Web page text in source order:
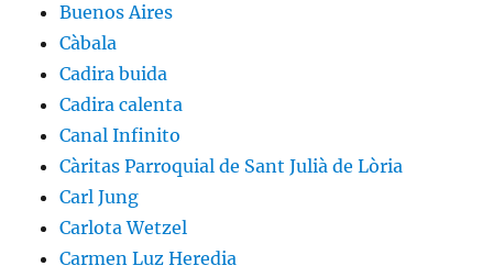
Buenos Aires
Càbala
Cadira buida
Cadira calenta
Canal Infinito
Càritas Parroquial de Sant Julià de Lòria
Carl Jung
Carlota Wetzel
Carmen Luz Heredia